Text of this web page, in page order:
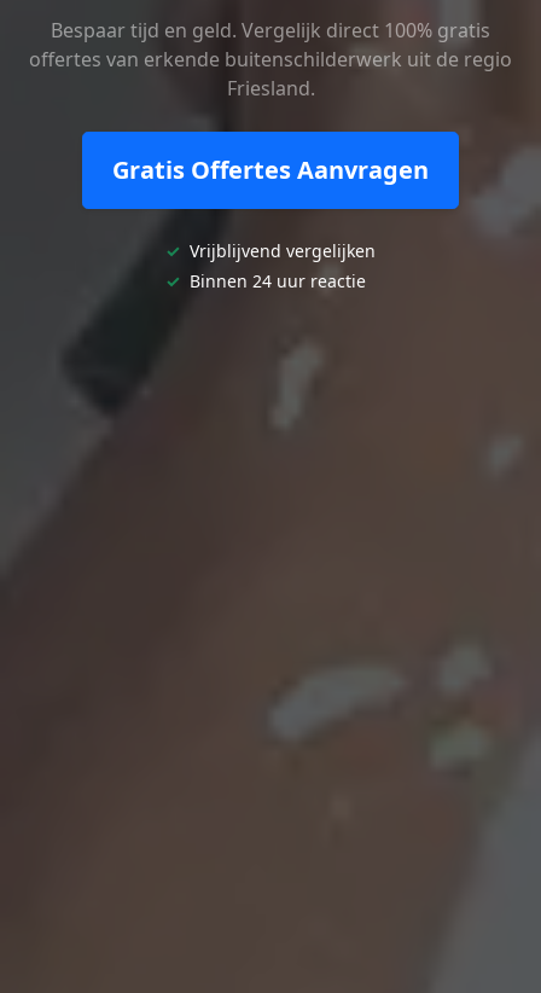
Bespaar tijd en geld. Vergelijk direct 100% gratis
offertes van erkende buitenschilderwerk uit de regio
Friesland.
Gratis Offertes Aanvragen
✓ Vrijblijvend vergelijken
✓ Binnen 24 uur reactie